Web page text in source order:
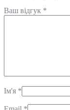
Ваш відгук *
Ім'я *